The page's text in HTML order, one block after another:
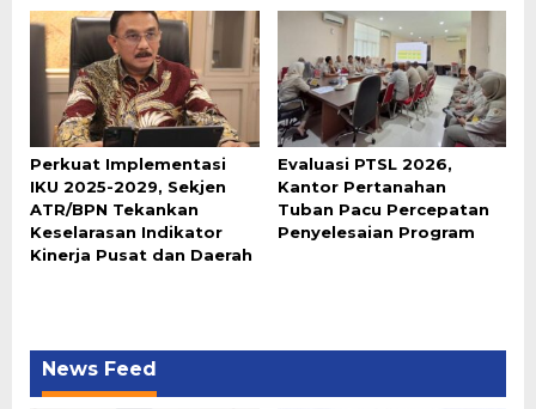
Perkuat Implementasi
IKU 2025-2029, Sekjen
ATR/BPN Tekankan
Keselarasan Indikator
Kinerja Pusat dan Daerah
Evaluasi PTSL 2026,
Kantor Pertanahan
Tuban Pacu Percepatan
Penyelesaian Program
News Feed